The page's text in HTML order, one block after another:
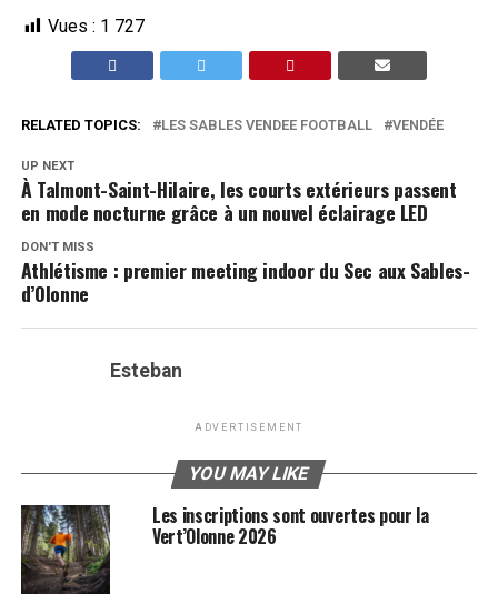
Vues : 1 727
RELATED TOPICS: LES SABLES VENDEE FOOTBALL VENDÉE
UP NEXT
À Talmont-Saint-Hilaire, les courts extérieurs passent
en mode nocturne grâce à un nouvel éclairage LED
DON'T MISS
Athlétisme : premier meeting indoor du Sec aux Sables-
d’Olonne
Esteban
ADVERTISEMENT
YOU MAY LIKE
Les inscriptions sont ouvertes pour la
Vert’Olonne 2026